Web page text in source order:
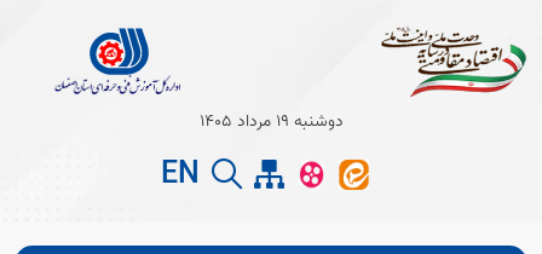
Open
دوشنبه 19 مرداد 1405
EN